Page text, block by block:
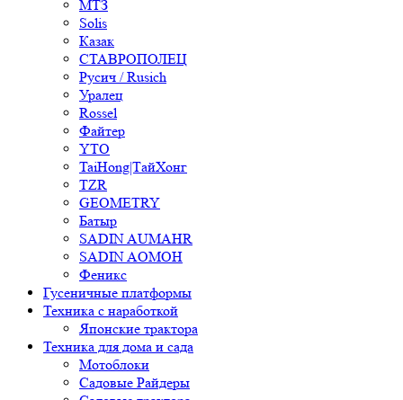
МТЗ
Solis
Казак
СТАВРОПОЛЕЦ
Русич / Rusich
Уралец
Rossel
Файтер
YTO
TaiHong|ТайХонг
TZR
GEOMETRY
Батыр
SADIN AUMAHR
SADIN AOMOH
Феникс
Гусеничные платформы
Техника с наработкой
Японские трактора
Техника для дома и сада
Мотоблоки
Садовые Райдеры